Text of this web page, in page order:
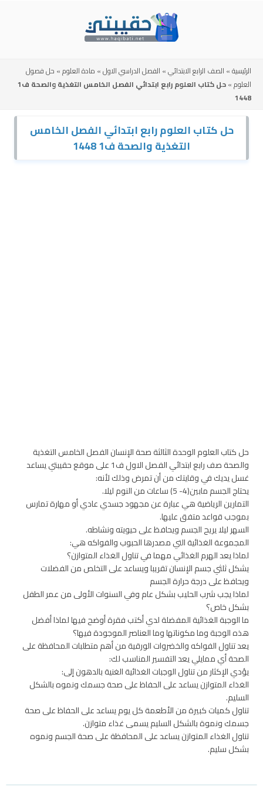
الرئيسية» الصف الرابع الابتدائي» الفصل الدراسي الاول» مادة العلوم» حل فصول
العلوم»
حل كتاب العلوم رابع ابتدائي الفصل الخامس التغذية والصحة ف1
1448
حل كتاب العلوم رابع ابتدائي الفصل الخامس
التغذية والصحة ف1 1448
حل كتاب العلوم الوحدة الثالثة صحة الإنسان الفصل الخامس التغذية
والصحة صف رابع ابتدائي الفصل الاول ف1 على موقع حقيبتي يساعد
غسل يديك في وقايتك من أن تمرض وذلك لأنه:
يحتاج الجسم مابين(4- 5) ساعات من النوم ليلا.
التمارين الرياضية هي عبارة عن مجهود جسدي عادي أو مهارة تمارس
بموجب قواعد متفق عليها.
السهر ليلا يريح الجسم ويحافظ على حيويته ونشاطه.
المجموعة الغذائية التي مصدرها الحبوب والفواكه هي:
لماذا يعد الهرم الغذائي مهما في تناول الغذاء المتوازن؟
يشكل ثلثي جسم الإنسان تقريبا ويساعد على التخلص من الفضلات
ويحافظ على درجة حرارة الجسم
لماذا يجب شرب الحليب بشكل عام وفي السنوات الأولى من عمر الطفل
بشكل خاص؟
ما الوجبة الغذائية المفضلة لدي أكتب فقرة أوضح فيها لماذا أفضل
هذه الوجبة وما مكوناتها وما العناصر الموجودة فيها؟
يعد تناول الفواكه والخضروات الورقية من أهم متطلبات المحافظة على
الصحة أي ممايلي يعد التفسير المناسب لك:
يؤدي الإكثار من تناول الوجبات الغذائية الغنية بالدهون إلى:
الغذاء المتوازن يساعد على الحفاظ على صحة جسمك ونموه بالشكل
السليم.
تناول كميات كبيرة من الأطعمة كل يوم يساعد على الحفاظ على صحة
جسمك ونموة بالشكل السليم يسمى غذاء متوازن.
تناول الغذاء المتوازن يساعد على المحافظة على صحة الجسم ونموه
بشكل سليم.